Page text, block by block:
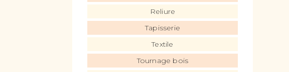
Reliure
Tapisserie
Textile
Tournage bois